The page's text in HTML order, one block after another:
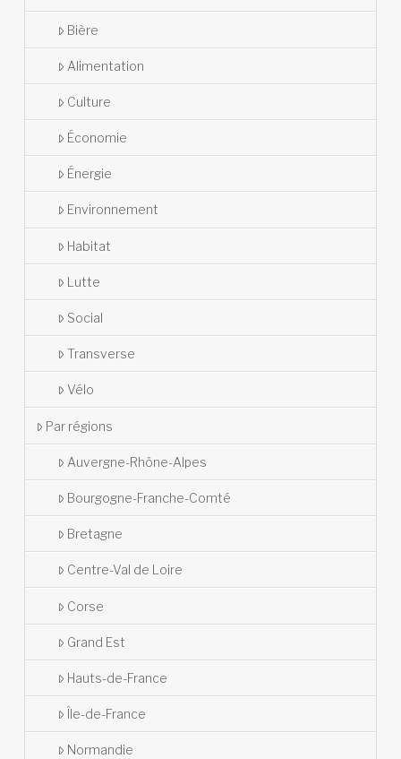
Bière
Alimentation
Culture
Économie
Énergie
Environnement
Habitat
Lutte
Social
Transverse
Vélo
Par régions
Auvergne-Rhône-Alpes
Bourgogne-Franche-Comté
Bretagne
Centre-Val de Loire
Corse
Grand Est
Hauts-de-France
Île-de-France
Normandie